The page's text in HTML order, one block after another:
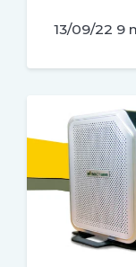
13/09/22 9